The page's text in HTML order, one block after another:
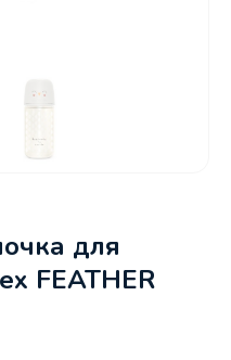
для
FEATHER